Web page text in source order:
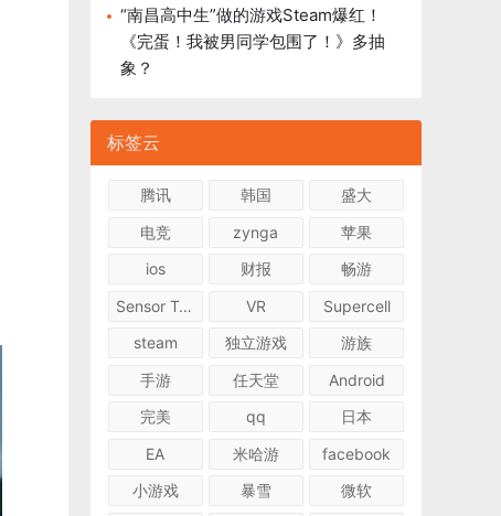
“南昌高中生”做的游戏Steam爆红！
《完蛋！我被男同学包围了！》多抽
象？
标签云
腾讯 韩国
盛大
电竞
zynga
苹果
ios
财报
畅游
Sensor Tower
VR
Supercell
steam
独立游戏
游族
手游
任天堂
Android
完美
qq
日本
EA
米哈游
facebook
小游戏
暴雪
微软